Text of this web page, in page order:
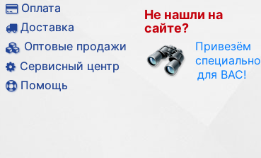
Оплата
Доставка
Оптовые продажи
Сервисный центр
Помощь
Не нашли на
сайте?
Привезём
специально
для ВАС!